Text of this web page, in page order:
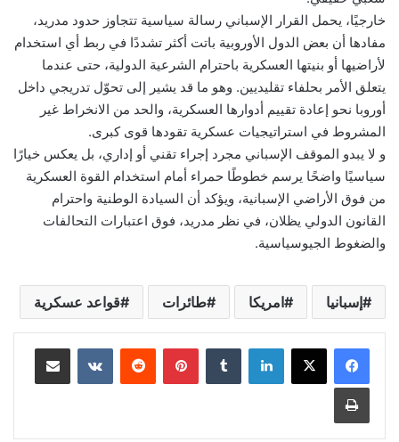
خارجيًا، يحمل القرار الإسباني رسالة سياسية تتجاوز حدود مدريد،
مفادها أن بعض الدول الأوروبية باتت أكثر تشددًا في ربط أي استخدام
لأراضيها أو بنيتها العسكرية باحترام الشرعية الدولية، حتى عندما
يتعلق الأمر بحلفاء تقليديين. وهو ما قد يشير إلى تحوّل تدريجي داخل
أوروبا نحو إعادة تقييم أدوارها العسكرية، والحد من الانخراط غير
المشروط في استراتيجيات عسكرية تقودها قوى كبرى.
و لا يبدو الموقف الإسباني مجرد إجراء تقني أو إداري، بل يعكس خيارًا
سياسيًا واضحًا يرسم خطوطًا حمراء أمام استخدام القوة العسكرية
من فوق الأراضي الإسبانية، ويؤكد أن السيادة الوطنية واحترام
القانون الدولي يظلان، في نظر مدريد، فوق اعتبارات التحالفات
والضغوط الجيوسياسية.
إسبانيا امريكا طائرات قواعد عسكرية
لينكدإن بينتيريست مشاركة عبر البريد
طباعة